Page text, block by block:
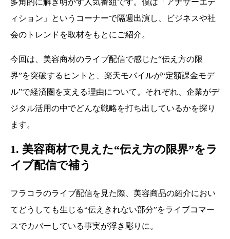
ィション」というコーナーで隔週出演し、ビジネスや社
会のトレンドを取材をもとにご紹介。
今回は、美容商材のライブ配信で感じた“伝え方の限
界”を突破するヒントと、楽天モバイルが“定額課金モデ
ル”で経済圏を支える理由について。それぞれ、企業がデ
ジタル活用の中でどんな戦略を打ち出しているかを探り
ます。
1. 美容商材で見えた“伝え方の限界”をラ
イブ配信で補う
フラコラのライブ配信を見た際、美容商品の紹介におい
てどうしても生じる“伝えきれない部分”をライブコマー
スでカバーしている事実が浮き彫りに。